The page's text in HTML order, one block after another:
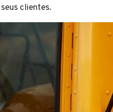
clientes.